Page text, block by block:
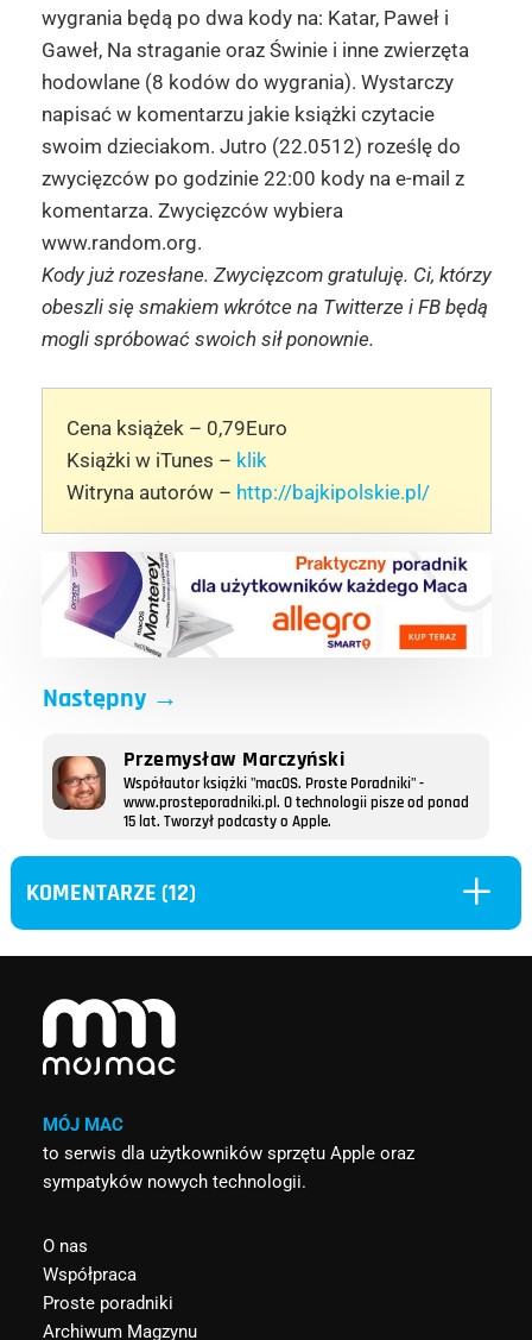
wygrania będą po dwa kody na: Katar, Paweł i
Gaweł, Na straganie oraz Świnie i inne zwierzęta
hodowlane (8 kodów do wygrania). Wystarczy
napisać w komentarzu jakie książki czytacie
swoim dzieciakom. Jutro (22.0512) roześlę do
zwycięzców po godzinie 22:00 kody na e-mail z
komentarza. Zwycięzców wybiera
www.random.org.
Kody już rozesłane. Zwycięzcom gratuluję. Ci, którzy
obeszli się smakiem wkrótce na Twitterze i FB będą
mogli spróbować swoich sił ponownie.
Cena książek – 0,79Euro
Książki w iTunes – klik
Witryna autorów – http://bajkipolskie.pl/
Następny→
Przemysław Marczyński
Współautor książki "macOS. Proste Poradniki" -
www.prosteporadniki.pl. O technologii pisze od ponad
15 lat. Tworzył podcasty o Apple.
KOMENTARZE (12) L
MÓJ MAC
to serwis dla użytkowników sprzętu Apple oraz
sympatyków nowych technologii.
O nas
Współpraca
Proste poradniki
Archiwum Magzynu